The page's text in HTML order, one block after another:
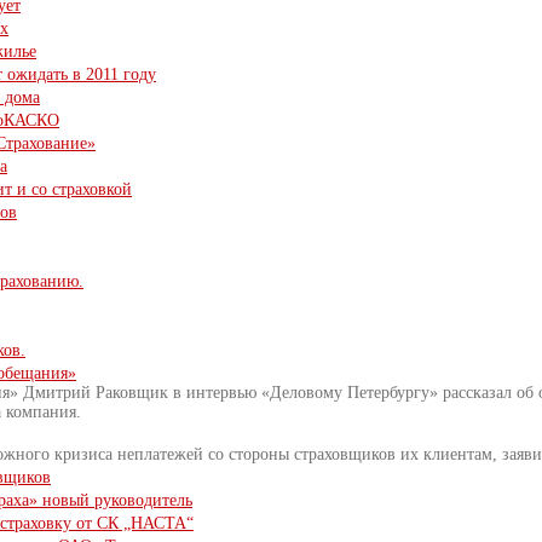
ожидать в 2011 году
дома
и со страховкой
Дмитрий Раковщик в интервью «Деловому Петербургу» рассказал об
компания.
кризиса неплатежей со стороны страховщиков их клиентам,
новый руководитель
от СК „НАСТА“